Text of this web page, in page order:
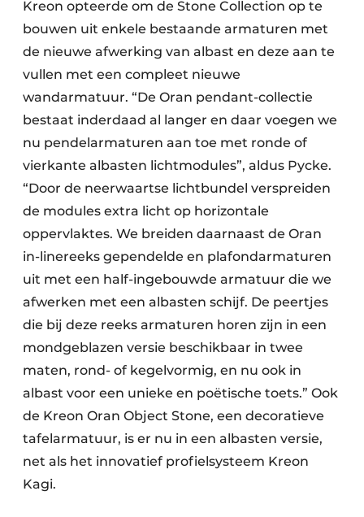
Kreon opteerde om de Stone Collection op te
bouwen uit enkele bestaande armaturen met
de nieuwe afwerking van albast en deze aan te
vullen met een compleet nieuwe
wandarmatuur. “De Oran pendant-collectie
bestaat inderdaad al langer en daar voegen we
nu pendelarmaturen aan toe met ronde of
vierkante albasten lichtmodules”, aldus Pycke.
“Door de neerwaartse lichtbundel verspreiden
de modules extra licht op horizontale
oppervlaktes. We breiden daarnaast de Oran
in-linereeks gependelde en plafondarmaturen
uit met een half-ingebouwde armatuur die we
afwerken met een albasten schijf. De peertjes
die bij deze reeks armaturen horen zijn in een
mondgeblazen versie beschikbaar in twee
maten, rond- of kegelvormig, en nu ook in
albast voor een unieke en poëtische toets.” Ook
de Kreon Oran Object Stone, een decoratieve
tafelarmatuur, is er nu in een albasten versie,
net als het innovatief profielsysteem Kreon
Kagi.